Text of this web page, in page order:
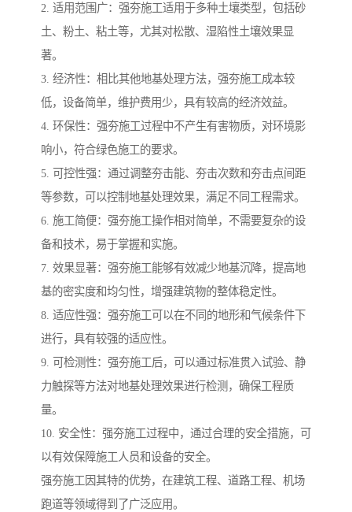
2. 适用范围广：强夯施工适用于多种土壤类型，包括砂
土、粉土、粘土等，尤其对松散、湿陷性土壤效果显
著。
3. 经济性：相比其他地基处理方法，强夯施工成本较
低，设备简单，维护费用少，具有较高的经济效益。
4. 环保性：强夯施工过程中不产生有害物质，对环境影
响小，符合绿色施工的要求。
5. 可控性强：通过调整夯击能、夯击次数和夯击点间距
等参数，可以控制地基处理效果，满足不同工程需求。
6. 施工简便：强夯施工操作相对简单，不需要复杂的设
备和技术，易于掌握和实施。
7. 效果显著：强夯施工能够有效减少地基沉降，提高地
基的密实度和均匀性，增强建筑物的整体稳定性。
8. 适应性强：强夯施工可以在不同的地形和气候条件下
进行，具有较强的适应性。
9. 可检测性：强夯施工后，可以通过标准贯入试验、静
力触探等方法对地基处理效果进行检测，确保工程质
量。
10. 安全性：强夯施工过程中，通过合理的安全措施，可
以有效保障施工人员和设备的安全。
强夯施工因其特的优势，在建筑工程、道路工程、机场
跑道等领域得到了广泛应用。